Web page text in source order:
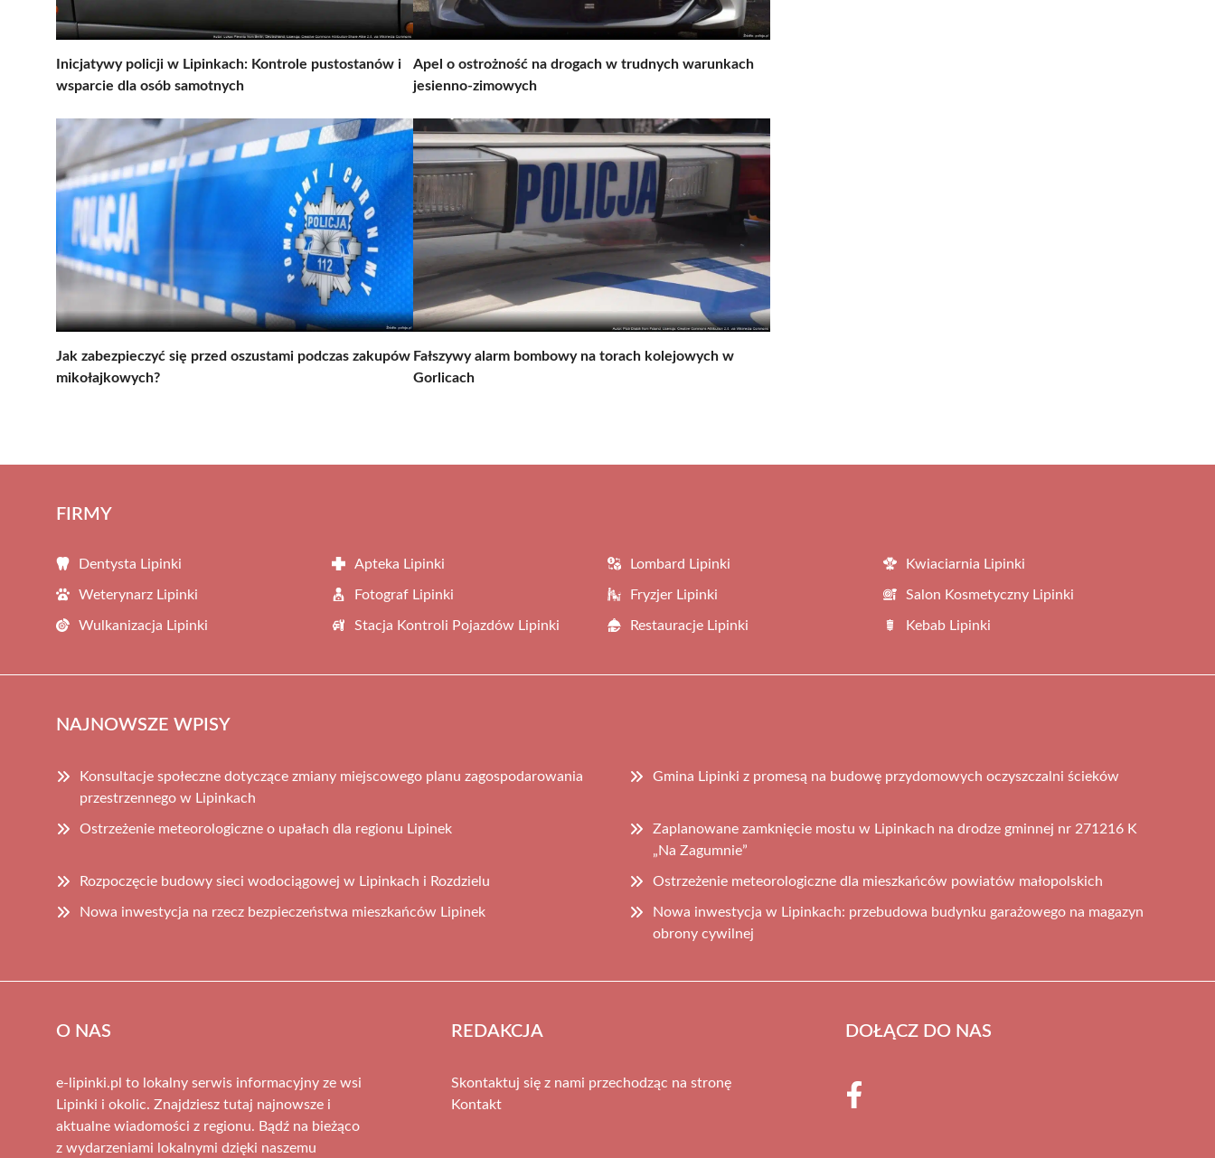
Inicjatywy policji w Lipinkach: Kontrole pustostanów i
wsparcie dla osób samotnych
Apel o ostrożność na drogach w trudnych warunkach
jesienno-zimowych
Jak zabezpieczyć się przed oszustami podczas zakupów
mikołajkowych?
Fałszywy alarm bombowy na torach kolejowych w
Gorlicach
FIRMY
Dentysta Lipinki Apteka Lipinki Lombard Lipinki Kwiaciarnia Lipinki
Weterynarz Lipinki Fotograf Lipinki Fryzjer Lipinki Salon Kosmetyczny Lipinki
Wulkanizacja Lipinki Stacja Kontroli Pojazdów Lipinki Restauracje Lipinki Kebab Lipinki
NAJNOWSZE WPISY
Konsultacje społeczne dotyczące zmiany miejscowego planu zagospodarowania
przestrzennego w Lipinkach
Gmina Lipinki z promesą na budowę przydomowych oczyszczalni ścieków
Ostrzeżenie meteorologiczne o upałach dla regionu Lipinek
Zaplanowane zamknięcie mostu w Lipinkach na drodze gminnej nr 271216 K
„Na Zagumnie”
Rozpoczęcie budowy sieci wodociągowej w Lipinkach i Rozdzielu Ostrzeżenie meteorologiczne dla mieszkańców powiatów małopolskich
Nowa inwestycja na rzecz bezpieczeństwa mieszkańców Lipinek
Nowa inwestycja w Lipinkach: przebudowa budynku garażowego na magazyn
obrony cywilnej
O NAS
e-lipinki.pl to lokalny serwis informacyjny ze wsi
Lipinki i okolic. Znajdziesz tutaj najnowsze i
aktualne wiadomości z regionu. Bądź na bieżąco
z wydarzeniami lokalnymi dzięki naszemu
REDAKCJA
Skontaktuj się z nami przechodząc na stronę
Kontakt
DOŁĄCZ DO NAS